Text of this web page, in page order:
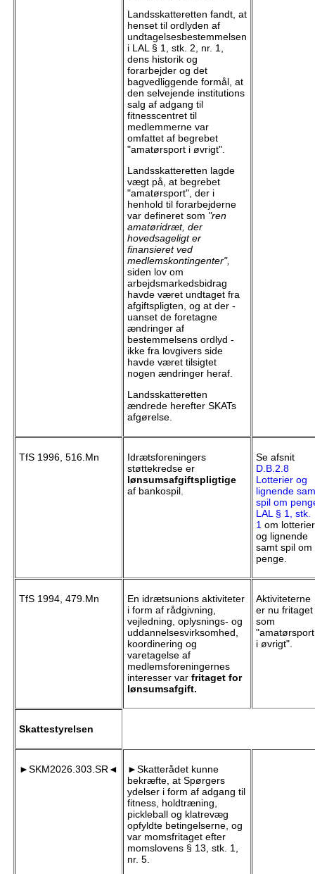
Landsskatteretten fandt, at
henset til ordlyden af
undtagelsesbestemmelsen
i LAL § 1, stk. 2, nr. 1,
dens historik og
forarbejder og det
bagvedliggende formål, at
den selvejende institutions
salg af adgang til
fitnesscentret til
medlemmerne var
omfattet af begrebet
"amatørsport i øvrigt".
Landsskatteretten lagde
vægt på, at begrebet
"amatørsport", der i
henhold til forarbejderne
var defineret som "ren
amatøridræt, der
hovedsageligt er
finansieret ved
medlemskontingenter",
siden lov om
arbejdsmarkedsbidrag
havde været undtaget fra
afgiftspligten, og at der -
uanset de foretagne
ændringer af
bestemmelsens ordlyd -
ikke fra lovgivers side
havde været tilsigtet
nogen ændringer heraf.
Landsskatteretten
ændrede herefter SKATs
afgørelse.
TfS 1996, 516.Mn
Idrætsforeningers
støttekredse er
lønsumsafgiftspligtige
af bankospil.
Se afsnit
D.B.2.8
Lotterier og
lignende
spil om
LAL § 1, stk.
1om lotterier
og lignende
samt spil om
penge.
TfS 1994, 479.Mn
En idrætsunions aktiviteter
i form af rådgivning,
vejledning, oplysnings- og
uddannelsesvirksomhed,
koordinering og
varetagelse af
medlemsforeningernes
interesser var fritaget for
lønsumsafgift.
Aktiviteterne
er nu fritaget
som
"amatørsport
i øvrigt".
Skattestyrelsen
►SKM2026.303.SR◄
►Skatterådet kunne
bekræfte, at Spørgers
ydelser i form af adgang til
fitness, holdtræning,
pickleball og klatrevæg
opfyldte betingelserne, og
var momsfritaget efter
momslovens § 13, stk. 1,
nr. 5.